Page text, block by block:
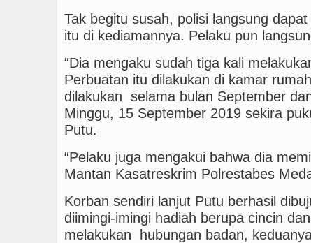
Tak begitu susah, polisi langsung
itu di kediamannya. Pelaku pun
“Dia mengaku sudah tiga kali
Perbuatan itu dilakukan di kamar
dilakukan selama bulan September
Minggu, 15 September 2019 sekira
Putu.
“Pelaku juga mengakui bahwa dia
Mantan Kasatreskrim Polrestabes
Korban sendiri lanjut Putu berhasil
diimingi-imingi hadiah berupa cincin
melakukan hubungan badan,